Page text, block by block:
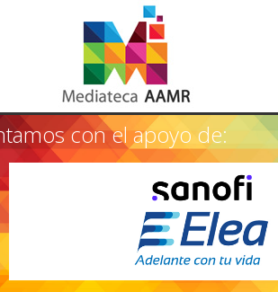
con el apoyo de: